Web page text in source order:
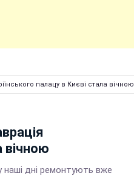
палацу в Києві стала вічною
вічною
наші дні ремонтують вже